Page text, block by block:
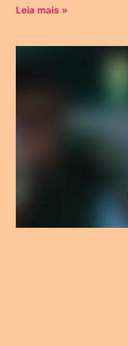
Leia mais »